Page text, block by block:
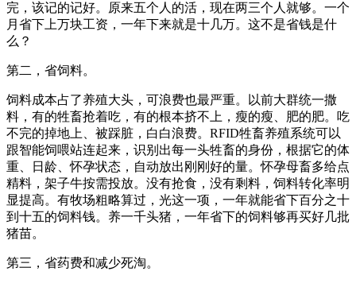
完，该记的记好。原来五个人的活，现在两三个人就够。一个
月省下上万块工资，一年下来就是十几万。这不是省钱是什
么？
第二，省饲料。
饲料成本占了养殖大头，可浪费也最严重。以前大群统一撒
料，有的牲畜抢着吃，有的根本挤不上，瘦的瘦、肥的肥。吃
不完的掉地上、被踩脏，白白浪费。RFID牲畜养殖系统可以
跟智能饲喂站连起来，识别出每一头牲畜的身份，根据它的体
重、日龄、怀孕状态，自动放出刚刚好的量。怀孕母畜多给点
精料，架子牛按需投放。没有抢食，没有剩料，饲料转化率明
显提高。有牧场粗略算过，光这一项，一年就能省下百分之十
到十五的饲料钱。养一千头猪，一年省下的饲料够再买好几批
猪苗。
第三，省药费和减少死淘。